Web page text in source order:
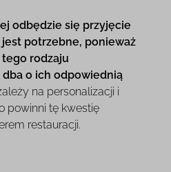
odbędzie się przyjęcie
potrzebne, ponieważ
rodzaju
o ich odpowiednią
na personalizacji i
powinni tę kwestię
restauracji.